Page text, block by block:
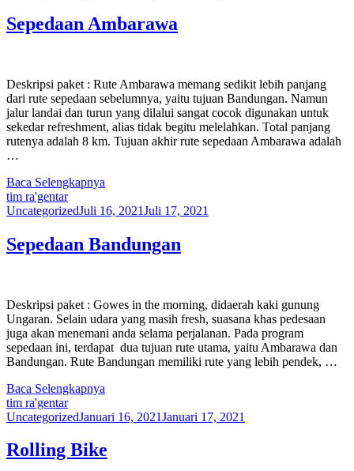
Sepedaan Ambarawa
Deskripsi paket : Rute Ambarawa memang sedikit lebih panjang
dari rute sepedaan sebelumnya, yaitu tujuan Bandungan. Namun
jalur landai dan turun yang dilalui sangat cocok digunakan untuk
sekedar refreshment, alias tidak begitu melelahkan. Total panjang
rutenya adalah 8 km. Tujuan akhir rute sepedaan Ambarawa adalah
…
Baca Selengkapnya
tim ra'gentar
UncategorizedJuli 16, 2021Juli 17, 2021
Sepedaan Bandungan
Deskripsi paket : Gowes in the morning, didaerah kaki gunung
Ungaran. Selain udara yang masih fresh, suasana khas pedesaan
juga akan menemani anda selama perjalanan. Pada program
sepedaan ini, terdapat dua tujuan rute utama, yaitu Ambarawa dan
Bandungan. Rute Bandungan memiliki rute yang lebih pendek, …
Baca Selengkapnya
tim ra'gentar
UncategorizedJanuari 16, 2021Januari 17, 2021
Rolling Bike